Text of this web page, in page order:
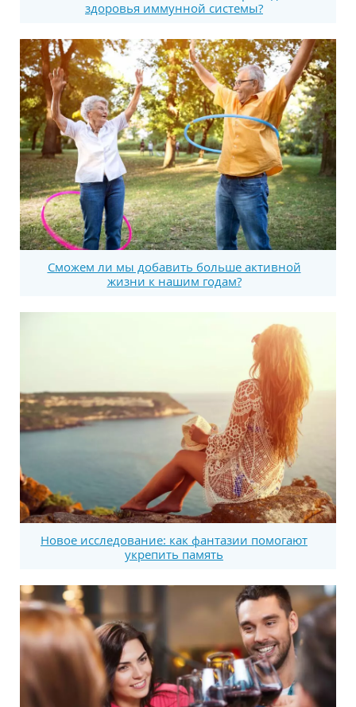
здоровья иммунной системы?
Сможем ли мы добавить больше активной
жизни к нашим годам?
Новое исследование: как фантазии помогают
укрепить память